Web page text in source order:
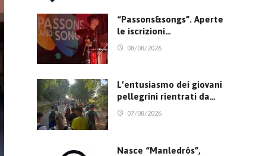
“Passons&songs”. Aperte
le iscrizioni…
08/08/2026
L’entusiasmo dei giovani
pellegrini rientrati da…
07/08/2026
Nasce “Manledrôs”,